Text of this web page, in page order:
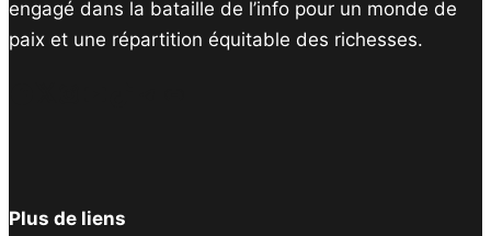
engagé dans la bataille de l’info pour un monde de
paix et une répartition équitable des richesses.
Plus de liens